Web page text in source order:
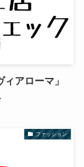
アローマ」
ファッション